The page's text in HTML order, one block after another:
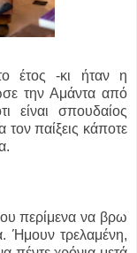
έτος -κι ήταν η
την Αμάντα από
είναι σπουδαίος
τον παίξεις κάποτε
περίμενα να βρω
Ήμουν τρελαμένη,